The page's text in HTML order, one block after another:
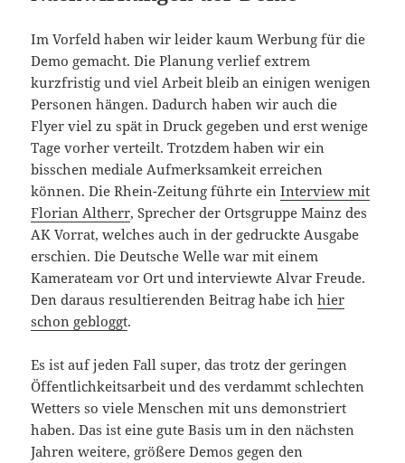
Im Vorfeld haben wir leider kaum Werbung für die
Demo gemacht. Die Planung verlief extrem
kurzfristig und viel Arbeit bleib an einigen wenigen
Personen hängen. Dadurch haben wir auch die
Flyer viel zu spät in Druck gegeben und erst wenige
Tage vorher verteilt. Trotzdem haben wir ein
bisschen mediale Aufmerksamkeit erreichen
können. Die Rhein-Zeitung führte einInterview mit
Florian Altherr, Sprecher der Ortsgruppe Mainz des
AK Vorrat, welches auch in der gedruckte Ausgabe
erschien. Die Deutsche Welle war mit einem
Kamerateam vor Ort und interviewte Alvar Freude.
Den daraus resultierenden Beitrag habe ichhier
schon gebloggt.
Es ist auf jeden Fall super, das trotz der geringen
Öffentlichkeitsarbeit und des verdammt schlechten
Wetters so viele Menschen mit uns demonstriert
haben. Das ist eine gute Basis um in den nächsten
Jahren weitere, größere Demos gegen den